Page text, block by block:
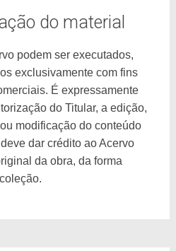
do material
podem ser executados,
exclusivamente com fins
É expressamente
do Titular, a edição,
modificação do conteúdo
dar crédito ao Acervo
da obra, da forma